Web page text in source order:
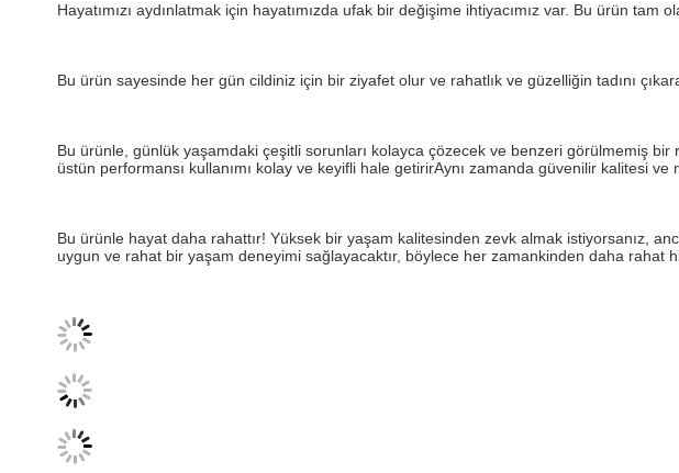
Hayatımızı aydınlatmak için hayatımızda ufak bir değişime ihtiyacımız var. Bu ürün
Bu ürün sayesinde her gün cildiniz için bir ziyafet olur ve rahatlık ve güzelliğin tadını
Bu ürünle, günlük yaşamdaki çeşitli sorunları kolayca çözecek ve benzeri görülmemiş bir
üstün performansı kullanımı kolay ve keyifli hale getirirAynı zamanda güvenilir kalitesi
Bu ürünle hayat daha rahattır! Yüksek bir yaşam kalitesinden zevk almak istiyorsanız,
uygun ve rahat bir yaşam deneyimi sağlayacaktır, böylece her zamankinden daha rahat